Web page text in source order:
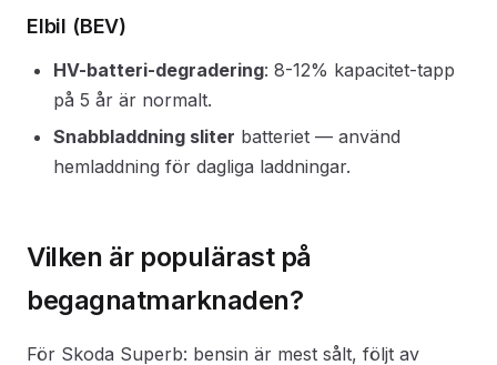
Elbil (BEV)
HV-batteri-degradering: 8-12% kapacitet-tapp
på 5 år är normalt.
Snabbladdning sliter batteriet — använd
hemladdning för dagliga laddningar.
Vilken är populärast på
begagnatmarknaden?
För Skoda Superb: bensin är mest sålt, följt av